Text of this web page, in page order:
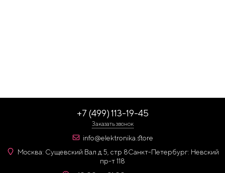
+7 (499) 113-19-45
Заказать звонок
info@elektronika.store
Москва: Сущевский Вал д 5, стр 8Санкт-Петербург: Невский
пр-т 118